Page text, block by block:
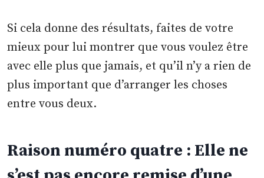
Si cela donne des résultats, faites de votre
mieux pour lui montrer que vous voulez être
avec elle plus que jamais, et qu’il n’y a rien de
plus important que d’arranger les choses
entre vous deux.
Raison numéro quatre : Elle ne